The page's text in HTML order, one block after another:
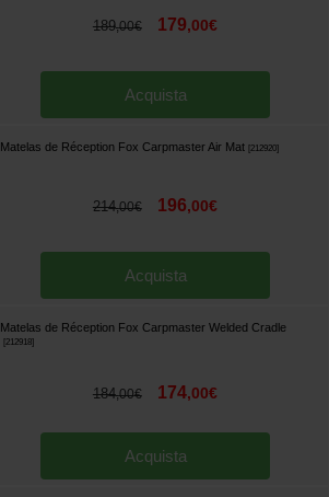
189,00€ 179,00€
Acquista
Matelas de Réception Fox Carpmaster Air Mat [212920]
214,00€ 196,00€
Acquista
Matelas de Réception Fox Carpmaster Welded Cradle
[212918]
184,00€ 174,00€
Acquista